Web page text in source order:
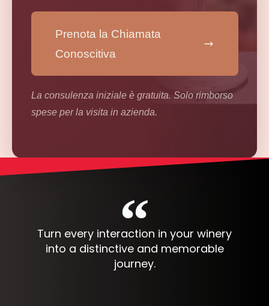
Prenota la Chiamata
Conoscitiva
La consulenza iniziale è gratuita. Solo rimborso
spese per la visita in azienda.
Turn every interaction in your winery
into a distinctive and memorable
journey.